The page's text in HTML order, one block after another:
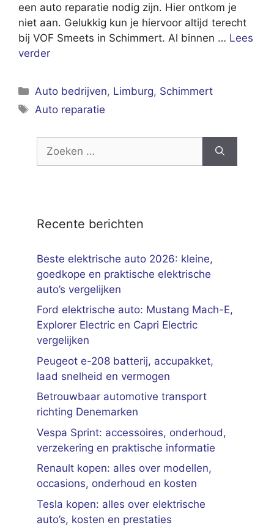
een auto reparatie nodig zijn. Hier ontkom je
niet aan. Gelukkig kun je hiervoor altijd terecht
bij VOF Smeets in Schimmert. Al binnen … Lees
verder
Categorieën
Auto bedrijven, Limburg, Schimmert
Tags
Auto reparatie
naar:
Recente berichten
Beste elektrische auto 2026: kleine,
goedkope en praktische elektrische
auto’s vergelijken
Ford elektrische auto: Mustang Mach-E,
Explorer Electric en Capri Electric
vergelijken
Peugeot e-208 batterij, accupakket,
laad snelheid en vermogen
Betrouwbaar automotive transport
richting Denemarken
Vespa Sprint: accessoires, onderhoud,
verzekering en praktische informatie
Renault kopen: alles over modellen,
occasions, onderhoud en kosten
Tesla kopen: alles over elektrische
auto’s, kosten en prestaties